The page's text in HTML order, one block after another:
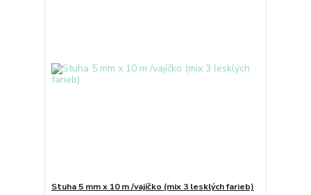
Stuha 5 mm x 10 m /vajíčko (mix 3 lesklých farieb)